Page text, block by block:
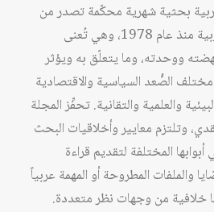
بحثية شهرية محكّمة تصدر من
مركز دراسات الوحدة العربية منذ عام 1978، وهي تُعنى
ووحدته، وما يتعلّق به ويؤثر
الصُّعد السياسية والاقتصادية
والعلمية والتقانية. تحفِّز المجلة
وتلتزم معايير وأخلاقيات البحث
المختلفة لتقديم قراءة
والملفات المطروحة أو المهمة عربياً
خلافية من وجهات نظر متعددة.